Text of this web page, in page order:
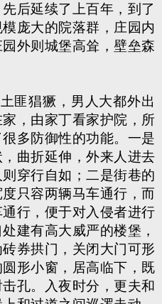
后延续了上百年，到了
庞大的院落群，庄园内
外则城堡高耸，壁垒森
匪猖獗，男人大都外出
，由家丁看家护院，所
多防御性的功能。一是
曲折延伸，外来人进去
穿行自如；二是街巷的
只容两辆马车通行，而
行，便于对入侵者进行
建有高大威严的楼堡，
券拱门，关闭大门可形
形小窗，居高临下，既
孔。入夜时分，更夫和